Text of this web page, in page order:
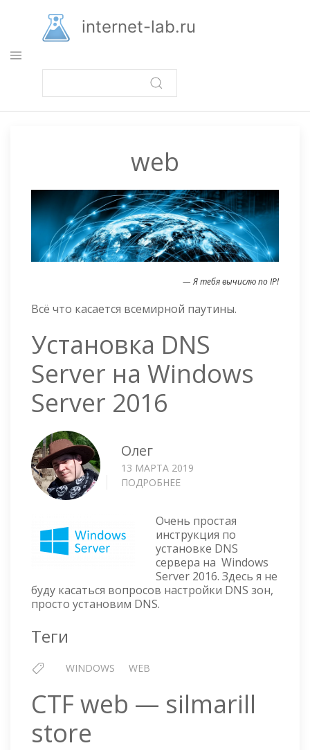
основному
содержанию
internet-lab.ru
web
— Я тебя вычислю по IP!
Всё что касается всемирной паутины.
Установка DNS
Server на Windows
Server 2016
Олег
13 МАРТА 2019
ПОДРОБНЕЕ
SERVER
НА
WINDOWS
SERVER
2016
Очень простая
инструкция по
установке DNS
сервера на Windows
Server 2016. Здесь я не
буду касаться вопросов настройки DNS зон,
просто установим DNS.
Теги
WINDOWS WEB
CTF web — silmarill
store